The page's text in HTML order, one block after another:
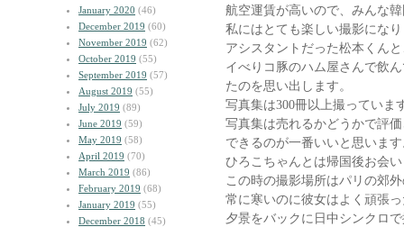
January 2020 (46)
December 2019 (60)
November 2019 (62)
October 2019 (55)
September 2019 (57)
August 2019 (55)
July 2019 (89)
June 2019 (59)
May 2019 (58)
April 2019 (70)
March 2019 (86)
February 2019 (68)
January 2019 (55)
December 2018 (45)
航空運賃が高いので、みんな
私にはとても楽しい撮影にな
アシスタントだった松本くん
イべりコ豚のハム屋さんで飲
たのを思い出します。
写真集は300冊以上撮っていま
写真集は売れるかどうかで評
できるのが一番いいと思いま
ひろこちゃんとは帰国後お会
この時の撮影場所はパリの郊
常に寒いのに彼女はよく頑張
夕景をバックに日中シンクロ